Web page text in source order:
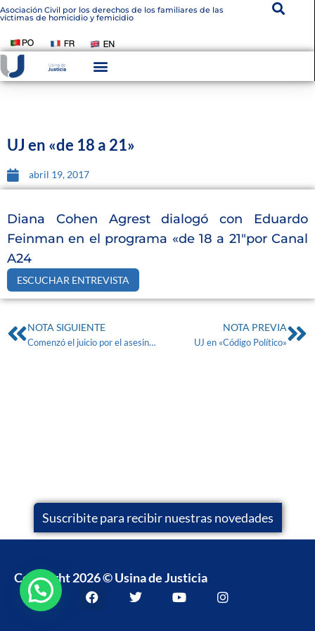
Asociación Civil por los derechos de los familiares de las
víctimas de homicidio y femicidio
UJ en «de 18 a 21»
abril 19, 2017
Diana Cohen Agrest dialogó con Eduardo
Feinman en el programa «de 18 a 21″por Canal
A24
ESCUCHAR ENTREVISTA
NOTA SIGUIENTE
Comenzó el juicio por el asesinato de Eduardo Cicchino
NOTA PREVIA
UJ en «Código Político»
Suscribite para recibir nuestras novedades
Copyright 2026 © Usina de Justicia